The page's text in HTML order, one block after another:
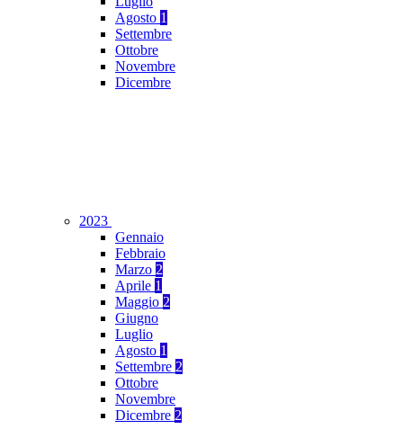
Agosto 1
Settembre
Ottobre
Novembre
Dicembre
2023
Gennaio
Febbraio
Marzo 2
Aprile 1
Maggio 2
Giugno
Luglio
Agosto 1
Settembre 2
Ottobre
Novembre
Dicembre 2